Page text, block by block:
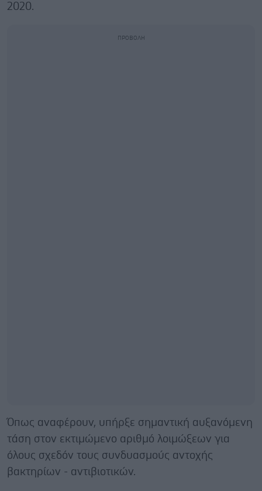
2020.
Όπως αναφέρουν, υπήρξε σημαντική αυξανόμενη
τάση στον εκτιμώμενο αριθμό λοιμώξεων για
όλους σχεδόν τους συνδυασμούς αντοχής
βακτηρίων - αντιβιοτικών.